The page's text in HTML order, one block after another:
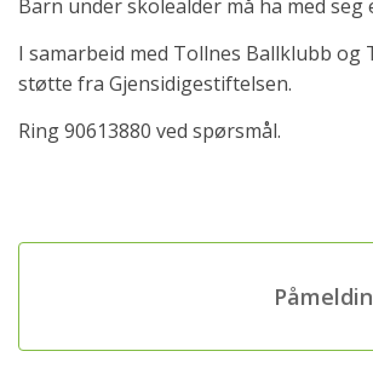
Barn under skolealder må ha med seg
I samarbeid med Tollnes Ballklubb og
støtte fra Gjensidigestiftelsen.
Ring 90613880 ved spørsmål.